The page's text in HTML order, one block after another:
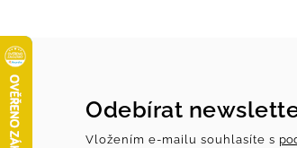
Odebírat
Vložením e-mailu souhlasíte s